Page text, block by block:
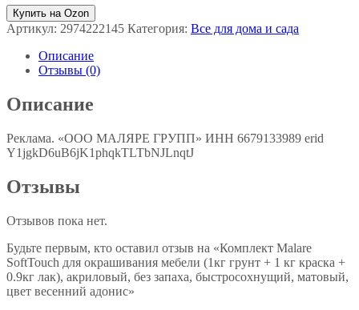
Купить на Ozon
Артикул: 2974222145 Категория: Все для дома и сада
Описание
Отзывы (0)
Описание
Реклама. «ООО МАЛЯРЕ ГРУПП» ИНН 6679133989 erid
Y1jgkD6uB6jK1phqkTLTbNJLnqtJ
Отзывы
Отзывов пока нет.
Будьте первым, кто оставил отзыв на «Комплект Malare
SoftTouch для окрашивания мебели (1кг грунт + 1 кг краска +
0.9кг лак), акриловый, без запаха, быстросохнущий, матовый,
цвет весенний адонис»